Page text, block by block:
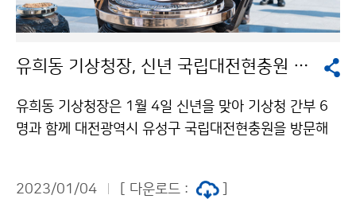
유희동 기상청장, 신년 국립대전현충원 참배
유희동 기상청장은 1월 4일 신년을 맞아 기상청 간부 6
명과 함께 대전광역시 유성구 국립대전현충원을 방문해
2023/01/04 [ 다운로드 :